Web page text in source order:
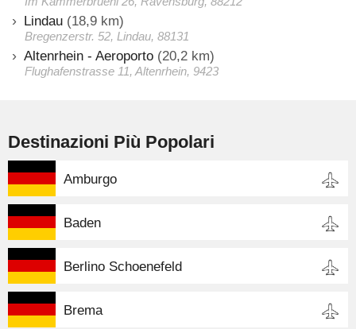
Lindau (18,9 km)
Bregenzerstr. 52, Lindau, 88131
Altenrhein - Aeroporto (20,2 km)
Flughafenstrasse 11, Altenrhein, 9423
Destinazioni Più Popolari
Amburgo
Baden
Berlino Schoenefeld
Brema